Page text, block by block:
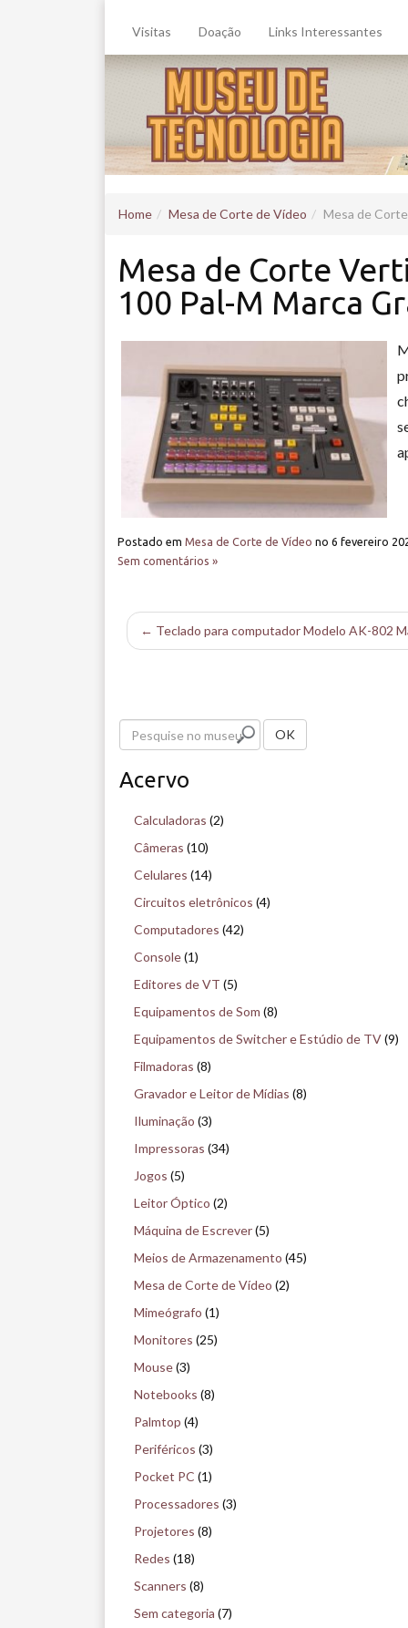
Visitas Doação Links Interessantes
Home Mesa de Corte de Vídeo Mesa de
Mesa de Corte
100 Pal-M Marca
Postado em Mesa de Corte de Vídeo no 6 fevereiro
Sem comentários »
← Teclado para computador Modelo AK-802
s
OK
Acervo
Calculadoras (2)
Câmeras (10)
Celulares (14)
Circuitos eletrônicos (4)
Computadores (42)
Console(1)
Editores de VT (5)
Equipamentos de Som (8)
Equipamentos de Switcher e Estúdio de TV(9)
Filmadoras (8)
Gravador e Leitor de Mídias (8)
Iluminação (3)
Impressoras (34)
Jogos (5)
Leitor Óptico (2)
Máquina de Escrever(5)
Meios de Armazenamento (45)
Mesa de Corte de Vídeo (2)
Mimeógrafo (1)
Monitores (25)
Mouse(3)
Notebooks (8)
Palmtop (4)
Periféricos (3)
Pocket PC (1)
Processadores (3)
Projetores (8)
Redes (18)
Scanners (8)
Sem categoria (7)